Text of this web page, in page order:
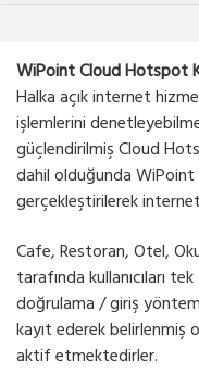
WiPoint Cloud Hotspot
Halka açık internet
işlemlerini
güçlendirilmiş Cloud
dahil olduğunda
gerçekleştirilerek
Cafe, Restoran, Otel,
tarafında kullanıcıları
doğrulama / giriş
kayıt ederek
aktif etmektedirler.